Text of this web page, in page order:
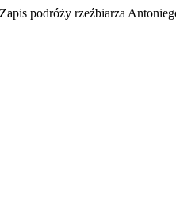
podróży rzeźbiarza